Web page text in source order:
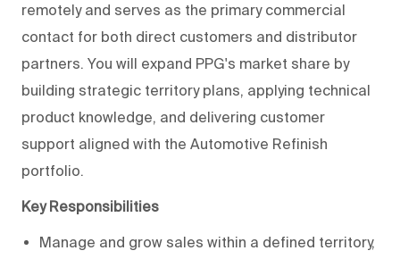
remotely and serves as the primary commercial
contact for both direct customers and distributor
partners. You will expand PPG's market share by
building strategic territory plans, applying technical
product knowledge, and delivering customer
support aligned with the Automotive Refinish
portfolio.
Key Responsibilities
Manage and grow sales within a defined territory,